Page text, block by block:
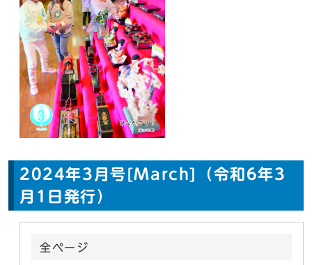
2024年3月号[March]（令和6年3
月1日発行）
全ページ